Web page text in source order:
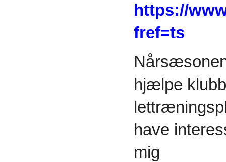
https://
fref=ts
hjælpe
have
mig